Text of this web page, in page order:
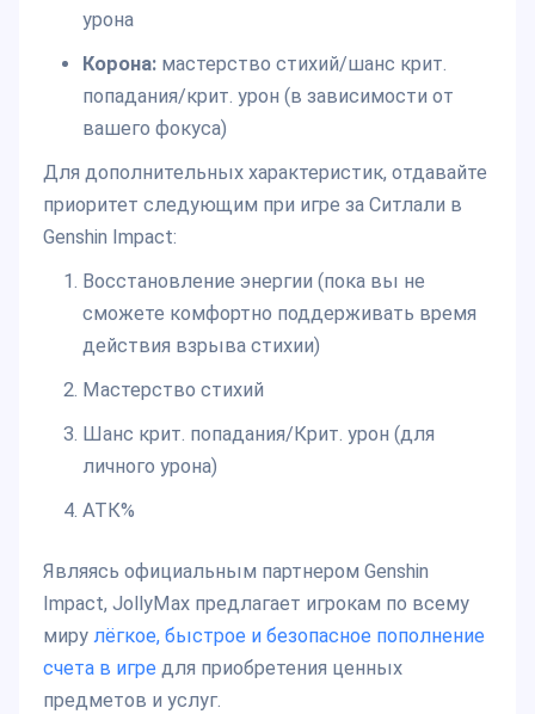
урона
Корона:мастерство стихий/шанс крит.
попадания/крит. урон (в зависимости от
вашего фокуса)
Для дополнительных характеристик, отдавайте
приоритет следующим при игре за Ситлали в
Genshin Impact:
Восстановление энергии (пока вы не
сможете комфортно поддерживать время
действия взрыва стихии)
Мастерство стихий
Шанс крит. попадания/Крит. урон (для
личного урона)
АТК%
Являясь официальным партнером Genshin
Impact, JollyMax предлагает игрокам по всему
миру лёгкое, быстрое и безопасное пополнение
счета в игре для приобретения ценных
предметов и услуг.